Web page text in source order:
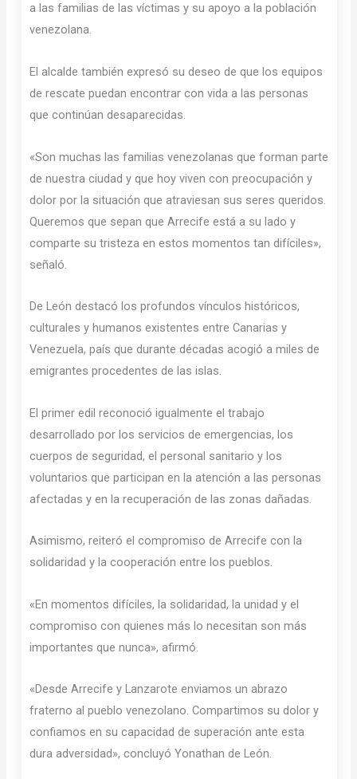
a las familias de las víctimas y su apoyo a la población
venezolana.
El alcalde también expresó su deseo de que los equipos
de rescate puedan encontrar con vida a las personas
que continúan desaparecidas.
«Son muchas las familias venezolanas que forman parte
de nuestra ciudad y que hoy viven con preocupación y
dolor por la situación que atraviesan sus seres queridos.
Queremos que sepan que Arrecife está a su lado y
comparte su tristeza en estos momentos tan difíciles»,
señaló.
De León destacó los profundos vínculos históricos,
culturales y humanos existentes entre Canarias y
Venezuela, país que durante décadas acogió a miles de
emigrantes procedentes de las islas.
El primer edil reconoció igualmente el trabajo
desarrollado por los servicios de emergencias, los
cuerpos de seguridad, el personal sanitario y los
voluntarios que participan en la atención a las personas
afectadas y en la recuperación de las zonas dañadas.
Asimismo, reiteró el compromiso de Arrecife con la
solidaridad y la cooperación entre los pueblos.
«En momentos difíciles, la solidaridad, la unidad y el
compromiso con quienes más lo necesitan son más
importantes que nunca», afirmó.
«Desde Arrecife y Lanzarote enviamos un abrazo
fraterno al pueblo venezolano. Compartimos su dolor y
confiamos en su capacidad de superación ante esta
dura adversidad», concluyó Yonathan de León.